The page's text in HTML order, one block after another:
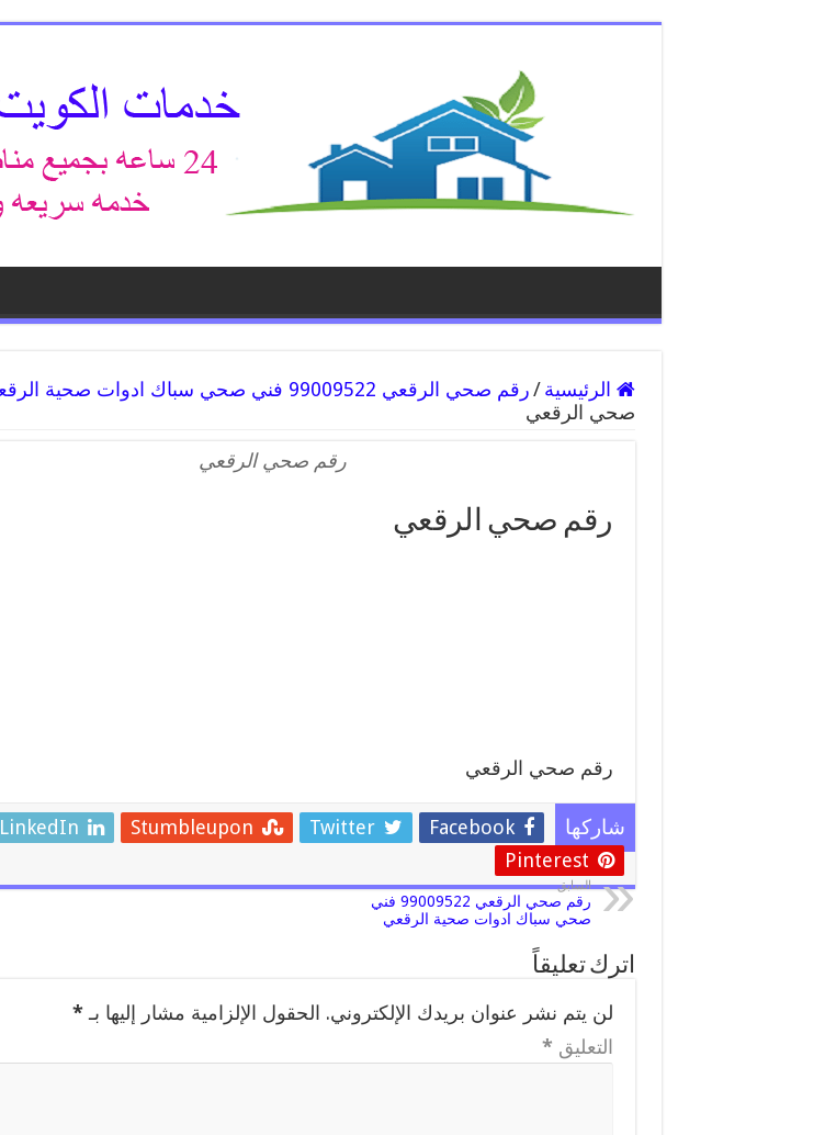
الرئيسية /رقم صحي الرقعي 99009522 فني صحي سباك ادوات صحية الرقعي
صحي الرقعي
رقم صحي الرقعي
رقم صحي الرقعي
رقم صحي الرقعي
شاركها Facebook
Twitter
Stumbleupon
LinkedIn
Pinterest
السابق
رقم صحي الرقعي 99009522 فني
صحي سباك ادوات صحية الرقعي
اترك تعليقاً
لن يتم نشر عنوان بريدك الإلكتروني. الحقول الإلزامية مشار إليها بـ*
التعليق *